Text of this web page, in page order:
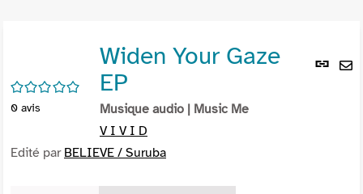
Lien
/5
0 avis
Widen Your Gaze
EP
Musique audio | Music Me
V I V I D
Edité par BELIEVE / Suruba